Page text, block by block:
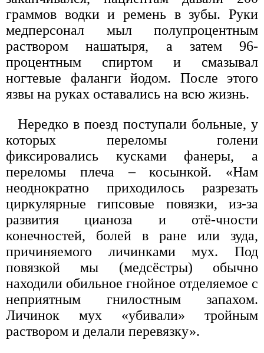
граммов водки и ремень в зубы. Руки
медперсонал мыл полупроцентным
раствором нашатыря, а затем 96-
процентным спиртом и смазывал
ногтевые фаланги йодом. После этого
язвы на руках оставались на всю жизнь.
Нередко в поезд поступали больные, у
которых переломы голени
фиксировались кусками фанеры, а
переломы плеча – косынкой. «Нам
неоднократно приходилось разрезать
циркулярные гипсовые повязки, из-за
развития цианоза и отё-чности
конечностей, болей в ране или зуда,
причиняемого личинками мух. Под
повязкой мы (медсёстры) обычно
находили обильное гнойное отделяемое с
неприятным гнилостным запахом.
Личинок мух «убивали» тройным
раствором и делали перевязку».